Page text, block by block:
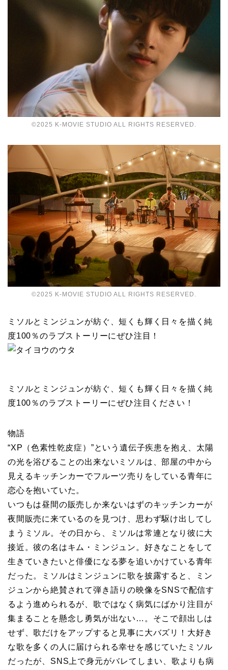
©2025 K-MOVIE STUDIO ALL RIGHTS RESERVED.
©2025 K-MOVIE STUDIO ALL RIGHTS RESERVED.
ミソルとミンジュンが紡ぐ、短くも輝く日々を描く純
度100％のラブストーリーにぜひ注目！
ミソルとミンジュンが紡ぐ、短くも輝く日々を描く純
度100％のラブストーリーにぜひ注目ください！
物語
“XP（色素性乾皮症）”という遺伝子疾患を抱え、太陽
の光を浴びることの出来ないミソルは、部屋の中から
見えるキッチンカーでフルーツ売りをしている青年に
恋心を抱いていた。
いつもは昼間の販売しか来ないはずのキッチンカーが
夜間販売に来ているのを見つけ、思わず駆け出してし
まうミソル。その日から、ミソルは常連となり彼に大
接近。彼の名はキム・ミンジュン。好きなことをして
生きていきたいと俳優になる夢を追いかけている青年
だった。ミソルはミンジュンに歌を披露すると、ミン
ジュンから絶賛されて弾き語りの映像をSNSで配信す
るよう進められるが、歌ではなく病気にばかり注目が
集まることを懸念し勇気が出ない…。そこで顔出しは
せず、歌だけをアップすると見事に大バズリ！大好き
な歌を多くの人に届けられる幸せを感じていたミソル
だったが、SNS上で身元がバレてしまい、歌よりも病